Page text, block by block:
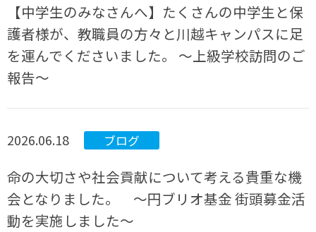
【中学生のみなさんへ】たくさんの中学生と保
護者様が、教職員の方々と川越キャンパスに足
を運んでくださいました。 ～上級学校訪問のご
報告～
2026.06.18 ブログ
命の大切さや社会貢献について考える貴重な機
会となりました。 ～円ブリオ基金 街頭募金活
動を実施しました～